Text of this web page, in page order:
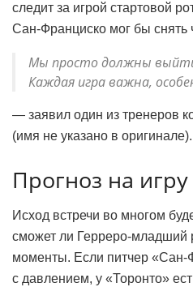
следит за игрой стартовой
Сан-Франциско мог бы снять
Мы просто должны
Каждая игра важна,
— заявил один из тренеров
(имя не указано в оригинале).
Прогноз на игру
Исход встречи во многом
сможет ли Герреро-младший
моменты. Если питчер «Сан-
с давлением, у «Торонто»